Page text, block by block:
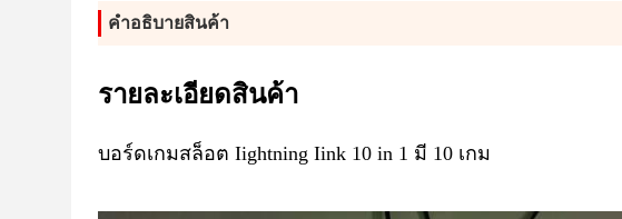
คําอธิบายสินค้า
รายละเอียดสินค้า
บอร์ดเกมสล็อต Iightning Iink 10 in 1 มี 10 เกม